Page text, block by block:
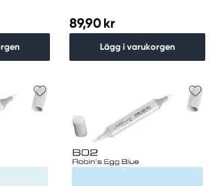
89,90 kr
Lägg i varukorgen